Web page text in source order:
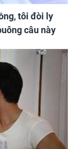
tôi đòi ly
câu này